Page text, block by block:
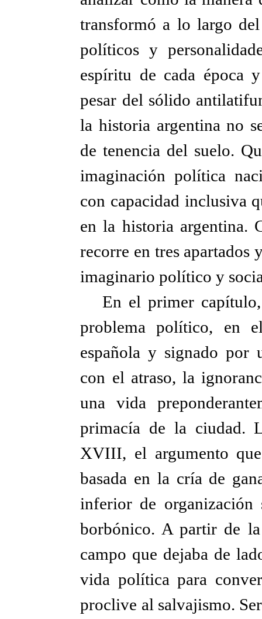
transformó a lo largo
políticos y
espíritu de cada época
pesar del sólido
la historia argentina no
de tenencia del suelo.
imaginación política
con capacidad inclusiva
en la historia argentina.
recorre en tres apartados
imaginario político y
En el primer
problema político, en
española y signado por
con el atraso, la
una vida
primacía de la ciudad.
XVIII, el argumento
basada en la cría de
inferior de
borbónico. A partir de
campo que dejaba de
vida política para
proclive al salvajismo.